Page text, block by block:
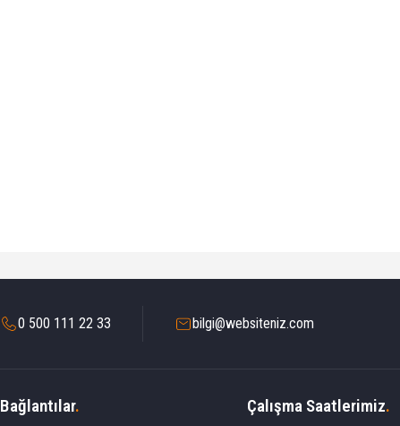
0 500 111 22 33 bilgi@websiteniz.com
Bağlantılar. Çalışma Saatlerimiz.